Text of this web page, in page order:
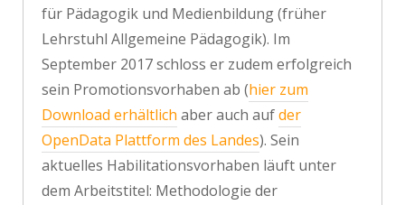
für Pädagogik und Medienbildung (früher
Lehrstuhl Allgemeine Pädagogik). Im
September 2017 schloss er zudem erfolgreich
sein Promotionsvorhaben ab (hier zum
Download erhältlich aber auch aufder
OpenData Plattform des Landes). Sein
aktuelles Habilitationsvorhaben läuft unter
dem Arbeitstitel: Methodologie der